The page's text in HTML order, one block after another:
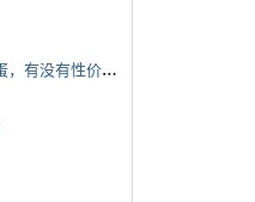
*
想请教有经验的蛋友，想给媳妇7夕买个跳蛋，有没有性价比高的推荐